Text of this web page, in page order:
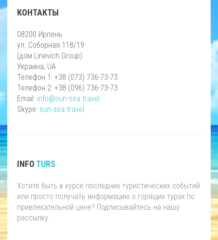
КОНТАКТЫ
08200 Ирпень
ул. Соборная 118/19
(дом Linevich Group)
Украина, UA
Телефон 1: +38 (073) 736-73-73
Телефон 2: +38 (096) 736-73-73
Email: info@sun-sea.travel
Skype: sun-sea.travel
INFO TURS
Хотите быть в курсе последних туристических событий
или просто получать информацию о горящих турах по
привлекательной цене? Подписывайтесь на нашу
рассылку.